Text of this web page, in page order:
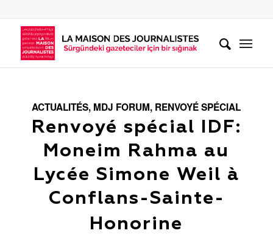
ACTUALITÉS, MDJ FORUM, RENVOYÉ SPÉCIAL
Renvoyé spécial IDF:
Moneim Rahma au
Lycée Simone Weil à
Conflans-Sainte-
Honorine